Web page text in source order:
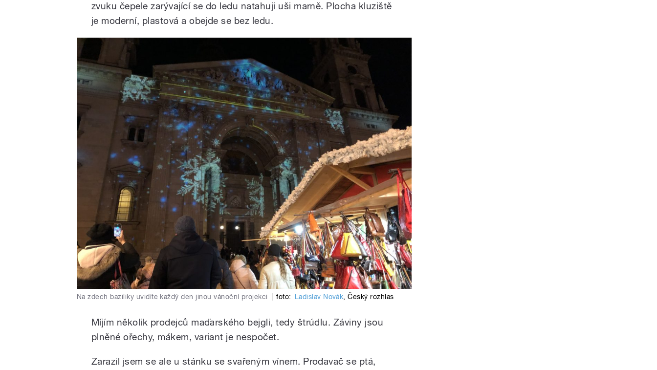
zvuku čepele zarývající se do ledu natahuji uši marně. Plocha kluziště
je moderní, plastová a obejde se bez ledu.
Na zdech baziliky uvidíte každý den jinou vánoční projekci foto: Ladislav Novák,Český rozhlas
Míjím několik prodejců maďarského bejgli, tedy štrúdlu. Záviny jsou
plněné ořechy, mákem, variant je nespočet.
Zarazil jsem se ale u stánku se svařeným vínem. Prodavač se ptá,